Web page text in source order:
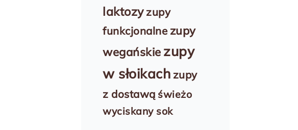
laktozy zupy
funkcjonalne zupy
wegańskie zupy
w słoikach zupy
z dostawą świeżo
wyciskany sok